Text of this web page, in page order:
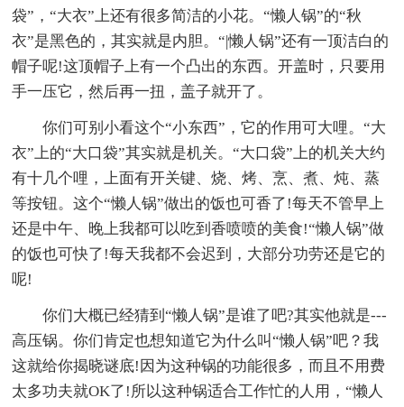
袋”，“大衣”上还有很多简洁的小花。“懒人锅”的“秋
衣”是黑色的，其实就是内胆。“|懒人锅”还有一顶洁白的
帽子呢!这顶帽子上有一个凸出的东西。开盖时，只要用
手一压它，然后再一扭，盖子就开了。
你们可别小看这个“小东西”，它的作用可大哩。“大
衣”上的“大口袋”其实就是机关。“大口袋”上的机关大约
有十几个哩，上面有开关键、烧、烤、烹、煮、炖、蒸
等按钮。这个“懒人锅”做出的饭也可香了!每天不管早上
还是中午、晚上我都可以吃到香喷喷的美食!“懒人锅”做
的饭也可快了!每天我都不会迟到，大部分功劳还是它的
呢!
你们大概已经猜到“懒人锅”是谁了吧?其实他就是---
高压锅。你们肯定也想知道它为什么叫“懒人锅”吧？我
这就给你揭晓谜底!因为这种锅的功能很多，而且不用费
太多功夫就OK了!所以这种锅适合工作忙的人用，“懒人